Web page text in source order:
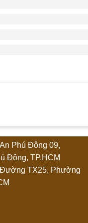
Phú Đông 09,
Đông, TP.HCM
TX25, Phường